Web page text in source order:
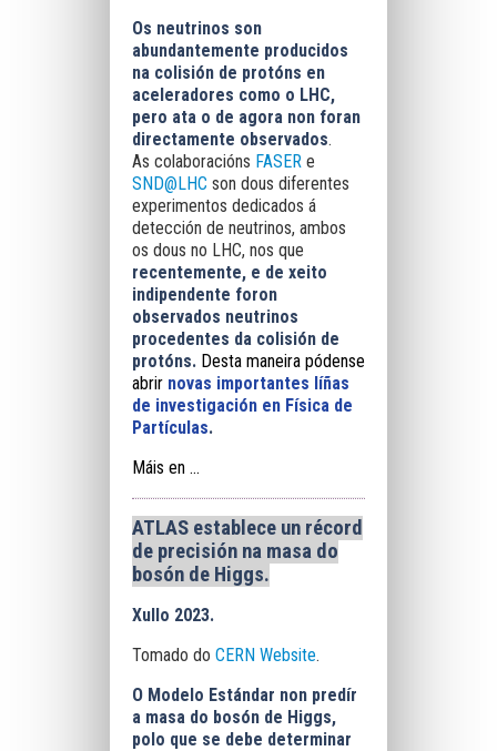
Os neutrinos son
abundantemente producidos
na colisión de protóns en
aceleradores como o LHC,
pero ata o de agora non foran
directamente observados.
As colaboracións FASERe
SND@LHC son dous diferentes
experimentos dedicados á
detección de neutrinos, ambos
os dous no LHC, nos que
recentemente, e de xeito
indipendente foron
observados neutrinos
procedentes da colisión de
protóns. Desta maneira pódense
abrirnovas importantes líñas
de investigación en Física de
Partículas.
Máis en ...
ATLAS establece un récord
de precisión na masa do
bosón de Higgs.
Xullo 2023.
Tomado do CERN Website.
O Modelo Estándar non predír
a masa do bosón de Higgs,
polo que se debe determinar